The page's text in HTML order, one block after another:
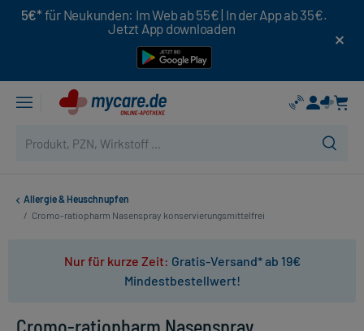
5€* für Neukunden: Im Web ab 55€ | In der App ab 35€.
Jetzt App downloaden
Allergie & Heuschnupfen
/ Cromo-ratiopharm Nasenspray konservierungsmittelfrei
Nur für kurze Zeit: Gratis-Versand* ab 19€
Mindestbestellwert!